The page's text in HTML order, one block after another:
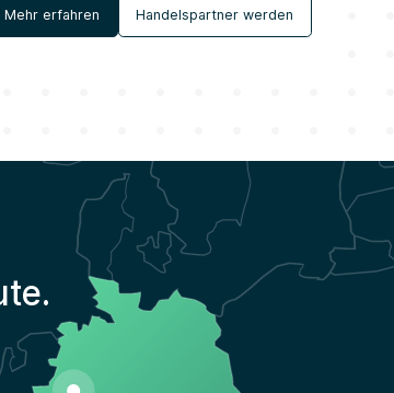
Mehr erfahren Handelspartner werden